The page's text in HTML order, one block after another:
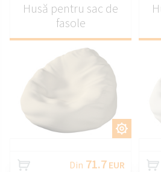
PERSONALIZAȚI
Husă pentru sac de
fasole
Din 71.7 EUR